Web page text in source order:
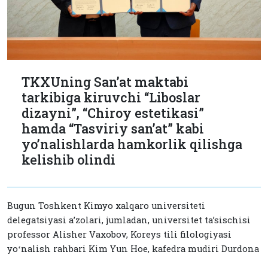
TKXUning San’at maktabi
tarkibiga kiruvchi “Liboslar
dizayni”, “Chiroy estetikasi”
hamda “Tasviriy san’at” kabi
yo’nalishlarda hamkorlik qilishga
kelishib olindi
Bugun Toshkent Kimyo xalqaro universiteti
delegatsiyasi a’zolari, jumladan, universitet taʼsischisi
professor Alisher Vaxobov, Koreys tili filologiyasi
yoʻnalish rahbari Kim Yun Hoe, kafedra mudiri Durdona